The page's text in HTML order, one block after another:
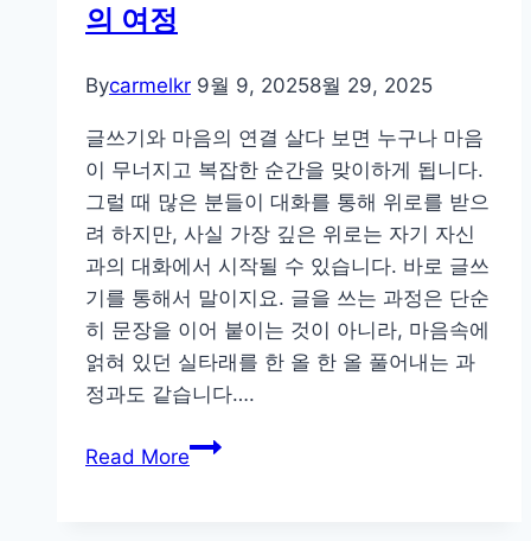
하
시
간,
내
면
의
평
화
를
찾
법
의 여정
Bycarmelkr 9월 9, 20258월 29, 2025
글쓰기와 마음의 연결 살다 보면 누구나 마음
이 무너지고 복잡한 순간을 맞이하게 됩니다.
그럴 때 많은 분들이 대화를 통해 위로를 받으
려 하지만, 사실 가장 깊은 위로는 자기 자신
과의 대화에서 시작될 수 있습니다. 바로 글쓰
기를 통해서 말이지요. 글을 쓰는 과정은 단순
히 문장을 이어 붙이는 것이 아니라, 마음속에
얽혀 있던 실타래를 한 올 한 올 풀어내는 과
정과도 같습니다….
Read More펜